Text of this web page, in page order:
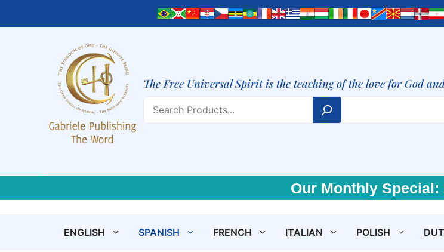
The Free Universal Spirit is the teaching of the love for God
Our Monthly Special:
ENGLISH SPANISH FRENCH ITALIAN POLISH